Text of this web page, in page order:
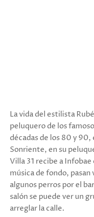
La vida del estilista
peluquero de los
décadas de los 80 y
Sonriente, en su
Villa 31 recibe a
música de fondo,
algunos perros por el
salón se puede ver un
arreglar la calle.